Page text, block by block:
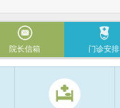
院长信箱 门诊安排